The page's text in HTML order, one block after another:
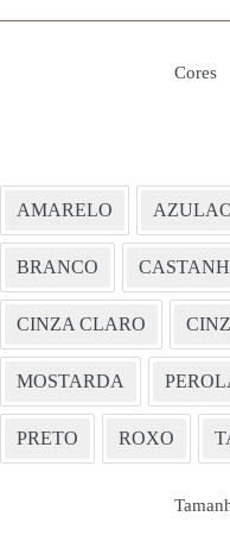
Cores
AMARELO
BRANCO
CINZA CLARO
MOSTARDA
PRETO ROXO